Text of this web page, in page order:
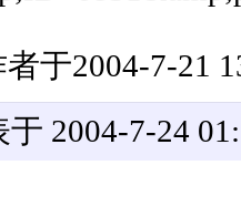
于2004-7-21
于 2004-7-24